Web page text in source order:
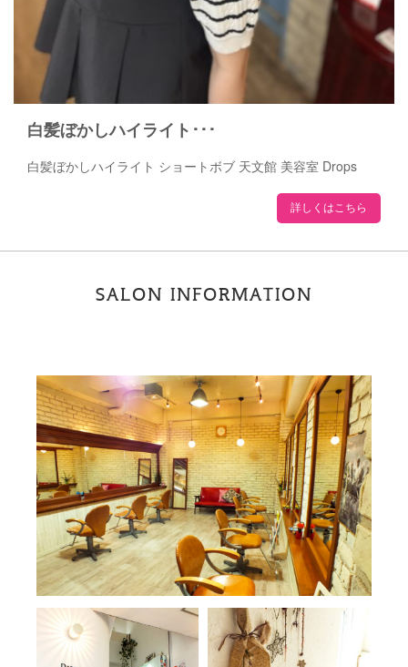
白髪ぼかしハイライト･･･
白髪ぼかしハイライト ショートボブ 天文館 美容室 Drops
詳しくはこちら
SALON INFORMATION